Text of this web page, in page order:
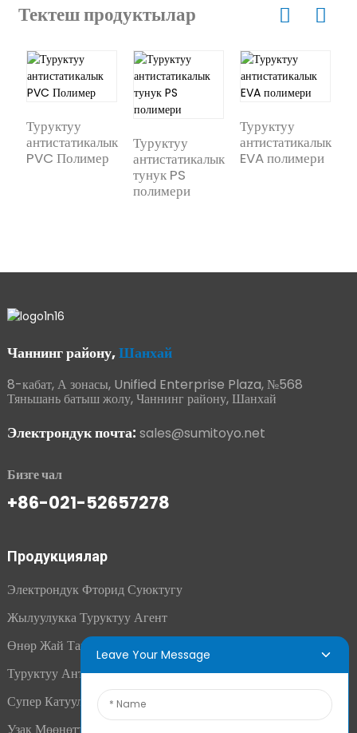
Тектеш продуктылар
Туруктуу
антистатикалык
PVC Полимер
Туруктуу
антистатикалык
тунук PS
полимери
Туруктуу
антистатикалык
EVA полимери
Чаннинг району,Шанхай
8-кабат, А зонасы, Unified Enterprise Plaza, №568
Тяньшань батыш жолу, Чаннинг району, Шанхай
Электрондук почта: sales@sumitoyo.net
Бизге чал
+86-021-52657278
Продукциялар
Электрондук Фторид Суюктугу
Жылуулукка Туруктуу Агент
Өнөр Жай Тазалоочу Каражат
Туруктуу Антистатикалык Полимер
Супер Катуулатуучу Кошумча
Leave Your Message